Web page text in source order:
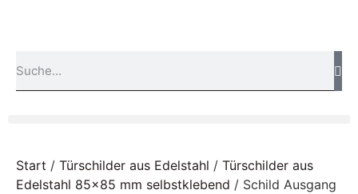
Start / Türschilder aus Edelstahl / Türschilder aus
Edelstahl 85x85 mm selbstklebend / Schild Ausgang